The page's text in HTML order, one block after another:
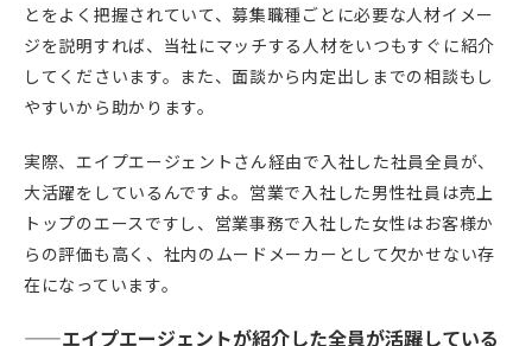
とをよく把握されていて、募集職種ごとに必要な人材イメー
ジを説明すれば、当社にマッチする人材をいつもすぐに紹介
してくださいます。また、面談から内定出しまでの相談もし
やすいから助かります。
実際、エイプエージェントさん経由で入社した社員全員が、
大活躍をしているんですよ。営業で入社した男性社員は売上
トップのエースですし、営業事務で入社した女性はお客様か
らの評価も高く、社内のムードメーカーとして欠かせない存
在になっています。
——エイプエージェントが紹介した全員が活躍している